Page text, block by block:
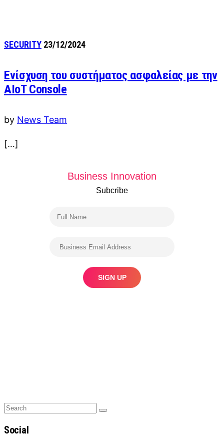
SECURITY 23/12/2024
Ενίσχυση του συστήματος ασφαλείας με την
AIoT Console
by News Team
[…]
Business Innovation
Subcribe
Search
Search
Social